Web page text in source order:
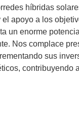
híbridas
apoyo a los
un enorme
Nos complace
sus